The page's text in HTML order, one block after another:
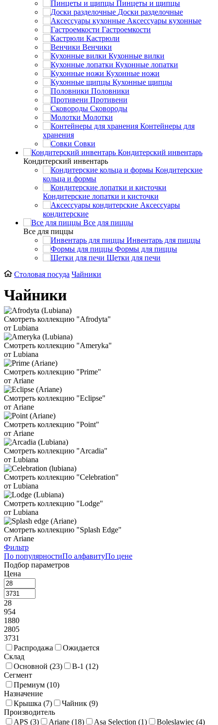
Пинцеты и щипцы
Доски разделочные
Аксессуары кухонные
Гастроемкости
Кастрюли
Венчики
Кухонные вилки
Кухонные лопатки
Кухонные ножи
Кухонные щипцы
Половники
Противени
Сковороды
Молотки
Контейнеры для
хранения
Совки
Кондитерский инвентарь
Кондитерский инвентарь
Кондитерские
кольца и формы
Кондитерские лопатки и кисточки
Аксессуары
кондитерские
Все для пиццы
Все для пиццы
Инвентарь для пиццы
Формы для пиццы
Щетки для печи
Столовая посуда Чайники
Чайники
Смотреть коллекцию "Afrodyta"
от Lubiana
Смотреть коллекцию "Ameryka"
от Lubiana
Смотреть коллекцию "Prime"
от Ariane
Смотреть коллекцию "Eclipse"
от Ariane
Смотреть коллекцию "Point"
от Ariane
Смотреть коллекцию "Arcadia"
от Lubiana
Смотреть коллекцию "Celebration"
от Lubiana
Смотреть коллекцию "Lodge"
от Lubiana
Смотреть коллекцию "Splash Edge"
от Ariane
Фильтр
По популярностиПо алфавитуПо цене
Подбор параметров
Цена
28
954
1880
2805
3731
Распродажа
Ожидается
Склад
Основной (23) В-1 (12)
Сегмент
Премиум (10)
Назначение
Крышка (7) Чайник (9)
Производитель
APS (3) Ariane (18) Asa Selection (1) Boleslawiec (4)